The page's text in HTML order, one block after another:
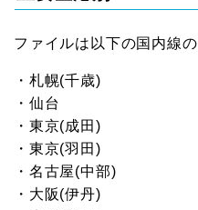
ファイルは以下の国内線の
・札幌(千歳)
・仙台
・東京(成田)
・東京(羽田)
・名古屋(中部)
・大阪(伊丹)